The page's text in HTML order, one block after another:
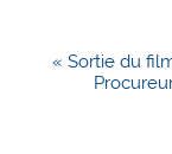
« Sortie du